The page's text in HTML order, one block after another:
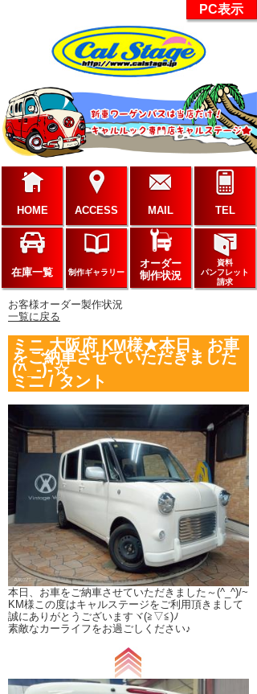
PC表示
HOME ACCESS MAIL TEL
在庫一覧 制作ギャラリー
オーダー
制作状況
資料
パンフレット
請求
お客様オーダー製作状況
一覧に戻る
ミニ 大阪府 KM様★本日、お車
をご納車させていただきました
(^_-)-☆
ミニ / タント
本日、お車をご納車させていただきました～(^_^)/~
KM様この度はキャルステージをご利用頂きまして
誠にありがとうございますヾ(≧▽≦)ﾉ
素敵なカーライフをお過ごしください♪